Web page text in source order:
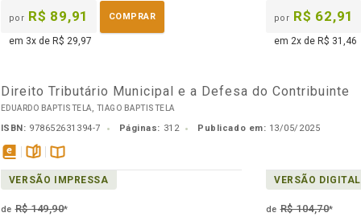
por R$ 89,91 COMPRAR
em 3x de R$ 29,97
por R$ 62,91
em 2x de R$ 31,46
Direito Tributário Municipal e a Defesa do Contribuinte
EDUARDO BAPTISTELA, TIAGO BAPTISTELA
ISBN: 978652631394-7 Páginas: 312 Publicado em: 13/05/2025
disponível
em
páginasDisponível
na
VERSÃO IMPRESSA
deR$ 149,90*
VERSÃO DIGITAL
deR$ 104,70*